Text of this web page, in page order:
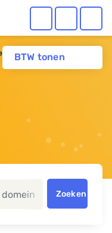
BTW tonen
Zoeken